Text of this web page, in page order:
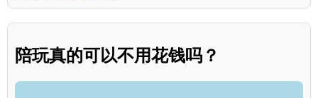
陪玩真的可以不用花钱吗？